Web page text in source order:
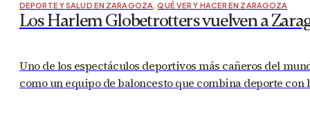
DEPORTE Y SALUD EN ZARAGOZA, QUÉ VER Y HACER EN ZARAGOZA
Los Harlem Globetrotters vuelven a
Uno de los espectáculos deportivos más cañeros del
como un equipo de baloncesto que combina deporte